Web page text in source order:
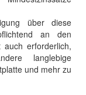
über diese
an den
erforderlich,
langlebige
und mehr zu